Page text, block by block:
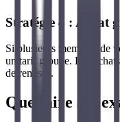
Stratégie 4 : Achat
Si plusieurs membres de
un tarif groupe. Les
de remises.
Que faire si